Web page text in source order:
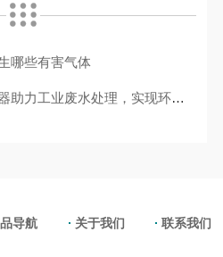
哪些有害气体
工业废水处理，实现环境保护目标
导航 关于我们 联系我们